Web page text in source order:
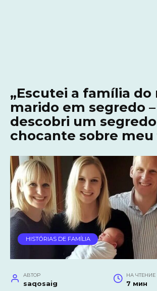
„Escutei a família do
marido em segredo
descobri um segredo
chocante sobre meu
HISTÓRIAS DE FAMÍLIA
АВТОР
saqosaig
НА ЧТЕНИЕ
7 мин